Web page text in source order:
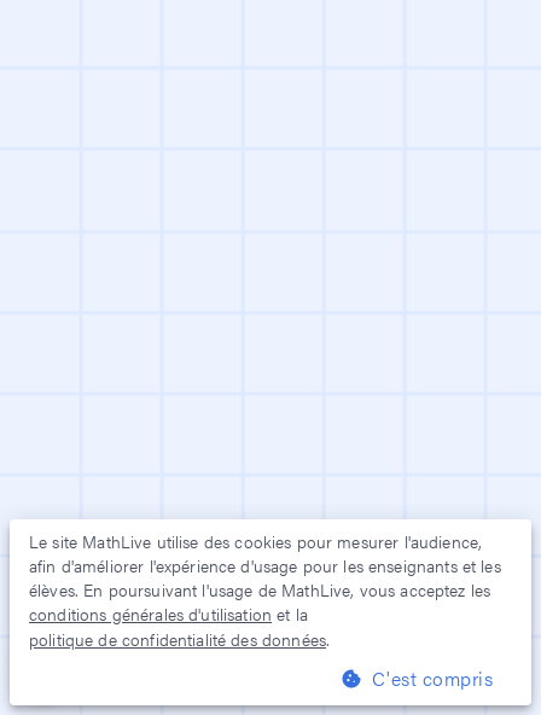
Le site MathLive utilise des cookies pour mesurer l'audience,
afin d'améliorer l'expérience d'usage pour les enseignants et les
élèves. En poursuivant l'usage de MathLive, vous acceptez les
conditions générales d'utilisation et la
politique de confidentialité des données.
C'est compris